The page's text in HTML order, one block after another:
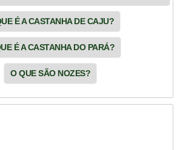
É A CASTANHA DE CAJU?
É A CASTANHA DO PARÁ?
O QUE SÃO NOZES?